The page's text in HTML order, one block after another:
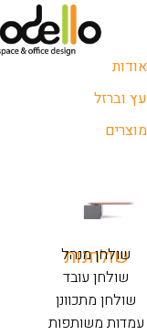
אודות
עץ וברזל
מוצרים
שולחנות
שולחן מנהל
שולחן עובד
שולחן מתכוונן
עמדות משותפות